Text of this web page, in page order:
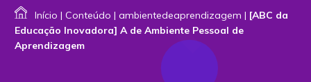
Início | Conteúdo | ambientedeaprendizagem | [ABC da
Educação Inovadora] A de Ambiente Pessoal de
Aprendizagem